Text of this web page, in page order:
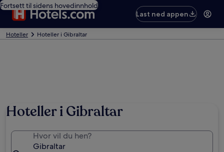
Fortsett til sidens hovedinnhold
Last ned appen
Hoteller Hoteller i Gibraltar
Hoteller i Gibraltar
Hvor vil du hen?
Gibraltar